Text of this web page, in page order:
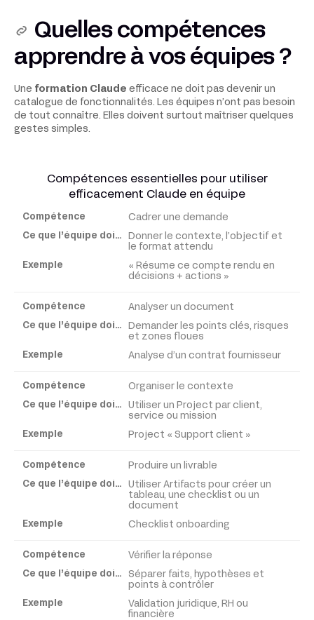
Quelles compétences
apprendre à vos équipes ?
Une formation Claude efficace ne doit pas devenir un
catalogue de fonctionnalités. Les équipes n’ont pas besoin
de tout connaître. Elles doivent surtout maîtriser quelques
gestes simples.
Compétences essentielles pour utiliser
efficacement Claude en équipe
Compétence
Ce
doit
apprendre
Exemple
Cadrer une demande
Donner le contexte, l’objectif et
le format attendu
« Résume ce compte rendu en
décisions + actions »
Analyser un document
Demander les points clés, risques
et zones floues
Analyse d’un contrat fournisseur
Organiser le contexte
Utiliser un Project par client,
service ou mission
Project « Support client »
Produire un livrable
Utiliser Artifacts pour créer un
tableau, une checklist ou un
document
Checklist onboarding
Vérifier la réponse
Séparer faits, hypothèses et
points à contrôler
Validation juridique, RH ou
financière